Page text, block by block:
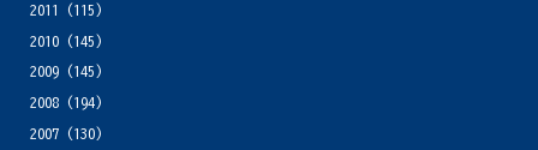
2011
(115)
2010(145)
2009(145)
2008(194)
2007(130)